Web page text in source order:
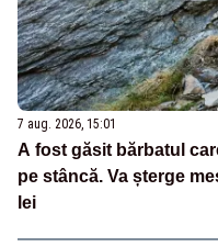
7 aug. 2026, 15:01
A fost găsit bărbatul
pe stâncă. Va șterge
lei